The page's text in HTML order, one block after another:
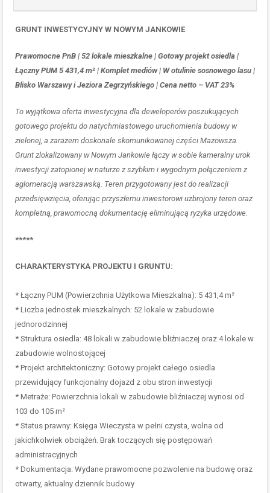
GRUNT INWESTYCYJNY W NOWYM JANKOWIE
Prawomocne PnB | 52 lokale mieszkalne | Gotowy projekt osiedla |
Łączny PUM 5 431,4 m² | Komplet mediów | W otulinie sosnowego lasu |
Blisko Warszawy i Jeziora Zegrzyńskiego | Cena netto – VAT 23%
To wyjątkowa oferta inwestycyjna dla deweloperów poszukujących
gotowego projektu do natychmiastowego uruchomienia budowy w
zielonej, a zarazem doskonale skomunikowanej części Mazowsza.
Grunt zlokalizowany w Nowym Jankowie łączy w sobie kameralny urok
inwestycji zatopionej w naturze z szybkim i wygodnym połączeniem z
aglomeracją warszawską. Teren przygotowany jest do realizacji
przedsięwzięcia, oferując przyszłemu inwestorowi uzbrojony teren oraz
kompletną, prawomocną dokumentację eliminującą ryzyka urzędowe.
*****
CHARAKTERYSTYKA PROJEKTU I GRUNTU:
* Łączny PUM (Powierzchnia Użytkowa Mieszkalna): 5 431,4 m²
* Liczba jednostek mieszkalnych: 52 lokale w zabudowie
jednorodzinnej
* Struktura osiedla: 48 lokali w zabudowie bliźniaczej oraz 4 lokale w
zabudowie wolnostojącej
* Projekt architektoniczny: Gotowy projekt całego osiedla
przewidujący funkcjonalny dojazd z obu stron inwestycji
* Metraże: Powierzchnia lokali w zabudowie bliźniaczej wynosi od
103 do 105 m²
* Status prawny: Księga Wieczysta w pełni czysta, wolna od
jakichkolwiek obciążeń. Brak toczących się postępowań
administracyjnych
* Dokumentacja: Wydane prawomocne pozwolenie na budowę oraz
otwarty, aktualny dziennik budowy